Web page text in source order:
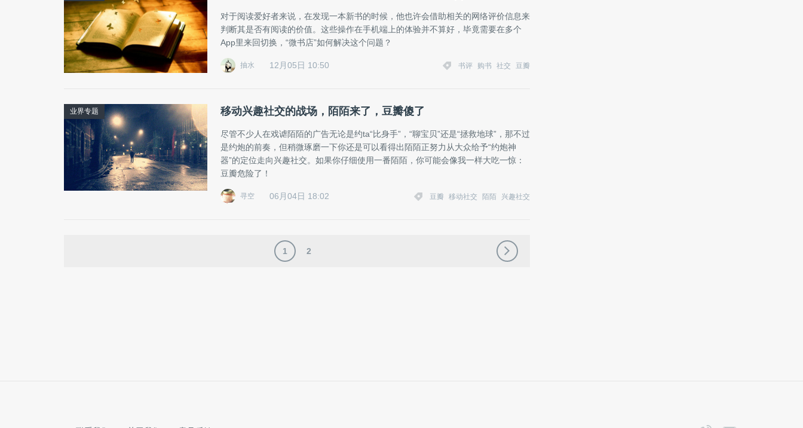
对于阅读爱好者来说，在发现一本新书的时候，他也许会借助相关的网络评价信息来
判断其是否有阅读的价值。这些操作在手机端上的体验并不算好，毕竟需要在多个
App里来回切换，“微书店”如何解决这个问题？
抽水 12月05日 10:50 书评 购书 社交 豆瓣
业界专题 移动兴趣社交的战场，陌陌来了，豆瓣傻了
尽管不少人在戏谑陌陌的广告无论是约ta“比身手”，“聊宝贝”还是“拯救地球”，那不过
是约炮的前奏，但稍微琢磨一下你还是可以看得出陌陌正努力从大众给予“约炮神
器”的定位走向兴趣社交。如果你仔细使用一番陌陌，你可能会像我一样大吃一惊：
豆瓣危险了！
寻空 06月04日 18:02 豆瓣 移动社交 陌陌 兴趣社交
1 2